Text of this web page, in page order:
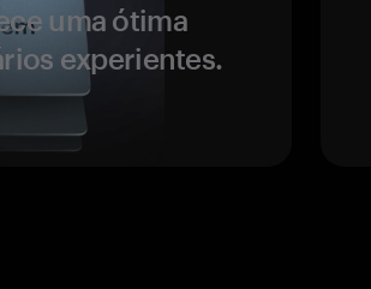
uma ótima
experientes.